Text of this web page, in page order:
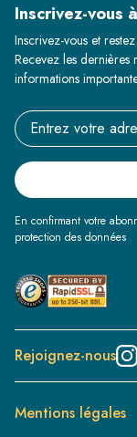
Inscrivez-vous
Inscrivez-vous et
Recevez les dernières
informations
Email address
En confirmant votre
protection des données
Rejoignez-nous
Mentions légales